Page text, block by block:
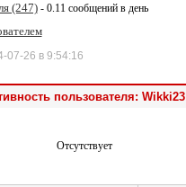
(247)- 0.11 сообщений в день
26 в 9:54:16
пользователя: Wikki23
Отсутствует